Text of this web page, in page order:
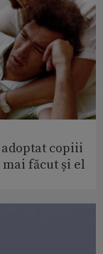
adoptat copiii
făcut și el